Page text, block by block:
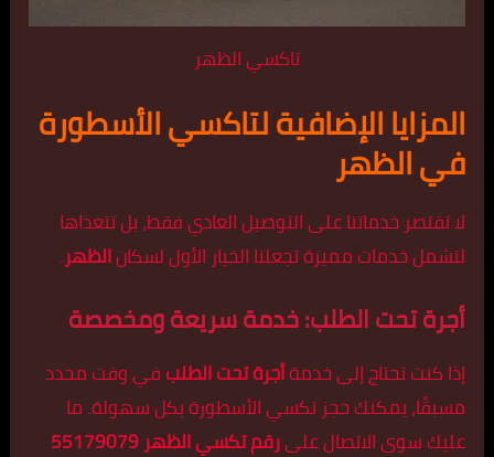
تاكسي الظهر
المزايا الإضافية لتاكسي الأسطورة
في الظهر
لا تقتصر خدماتنا على التوصيل العادي فقط، بل تتعداها
لتشمل خدمات مميزة تجعلنا الخيار الأول لسكانالظهر.
أجرة تحت الطلب: خدمة سريعة ومخصصة
إذا كنت تحتاج إلى خدمةأجرة تحت الطلبفي وقت محدد
مسبقًا، يمكنك حجز تكسي الأسطورة بكل سهولة. ما
عليك سوى الاتصال علىرقم تكسي الظهر 55179079